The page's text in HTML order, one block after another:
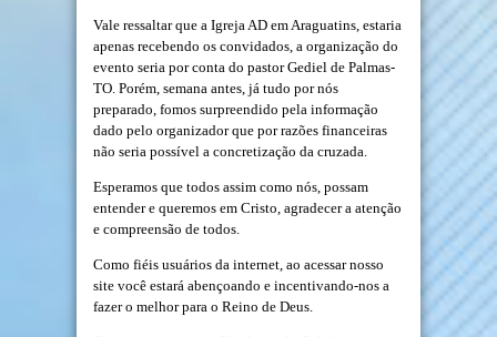
Vale ressaltar que a Igreja AD em Araguatins, estaria
apenas recebendo os convidados, a organização do
evento seria por conta do pastor Gediel de Palmas-
TO. Porém, semana antes, já tudo por nós
preparado, fomos surpreendido pela informação
dado pelo organizador que por razões financeiras
não seria possível a concretização da cruzada.
Esperamos que todos assim como nós, possam
entender e queremos em Cristo, agradecer a atenção
e compreensão de todos.
Como fiéis usuários da internet, ao acessar nosso
site você estará abençoando e incentivando-nos a
fazer o melhor para o Reino de Deus.